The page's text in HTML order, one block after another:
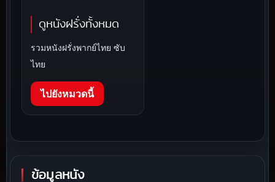
ดูหนังฝรั่งทั้งหมด
รวมหนังฝรั่งพากย์ไทย ซับ
ไทย
ไปยังหมวดนี้
ข้อมูลหนัง